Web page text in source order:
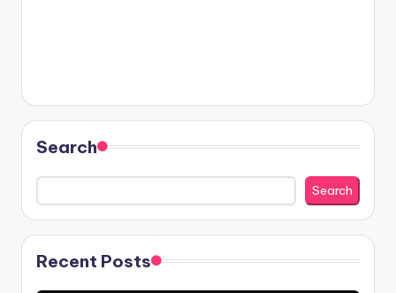
Search
Search
Recent Posts